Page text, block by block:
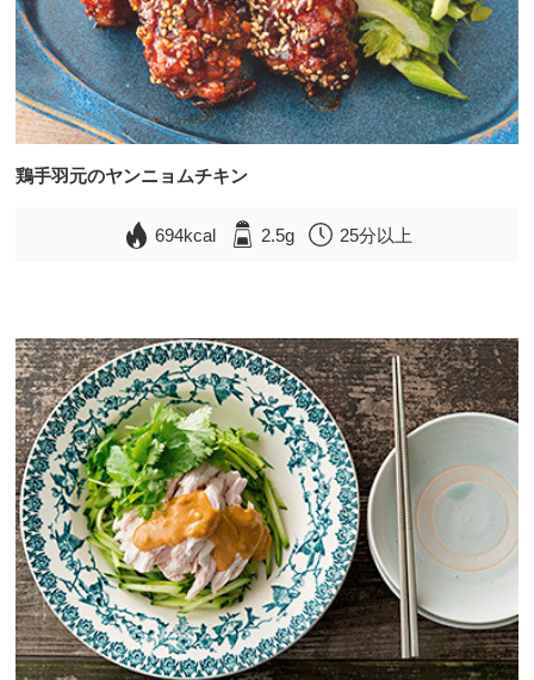
鶏手羽元のヤンニョムチキン
694kcal 2.5g 25分以上